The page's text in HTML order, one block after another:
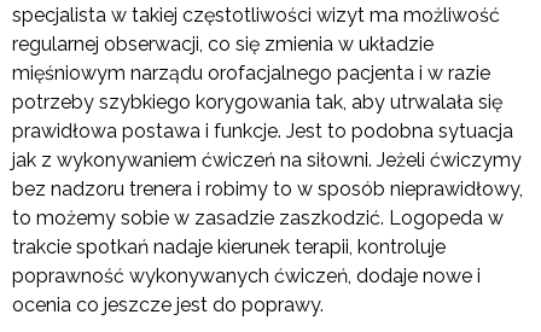
specjalista w takiej częstotliwości wizyt ma możliwość
regularnej obserwacji, co się zmienia w układzie
mięśniowym narządu orofacjalnego pacjenta i w razie
potrzeby szybkiego korygowania tak, aby utrwalała się
prawidłowa postawa i funkcje. Jest to podobna sytuacja
jak z wykonywaniem ćwiczeń na siłowni. Jeżeli ćwiczymy
bez nadzoru trenera i robimy to w sposób nieprawidłowy,
to możemy sobie w zasadzie zaszkodzić. Logopeda w
trakcie spotkań nadaje kierunek terapii, kontroluje
poprawność wykonywanych ćwiczeń, dodaje nowe i
ocenia co jeszcze jest do poprawy.